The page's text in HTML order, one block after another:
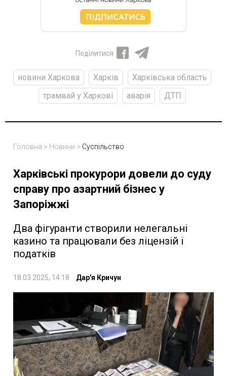
Поділитися
новини Харкова Харків
Харківська область
трамвай у Харкові
аварія ДТП
Головна > Новини > Суспільство
Харківські прокурори довели до суду
справу про азартний бізнес у
Запоріжжі
Два фігуранти створили нелегальні
казино та працювали без ліцензій і
податків
18.03.2025, 14:18 Дар'я Кричун